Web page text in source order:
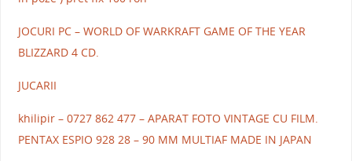
JOCURI PC – WORLD OF WARKRAFT GAME OF THE YEAR
BLIZZARD 4 CD.
JUCARII
khilipir – 0727 862 477 – APARAT FOTO VINTAGE CU FILM.
PENTAX ESPIO 928 28 – 90 MM MULTIAF MADE IN JAPAN